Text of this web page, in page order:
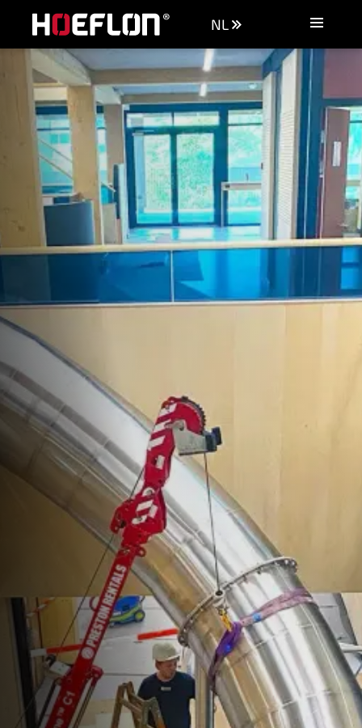
NL
Machines
Industrieën
Kennisbank
Dealers
Aankoopadvies
Offerte aanvragen
Vacatures